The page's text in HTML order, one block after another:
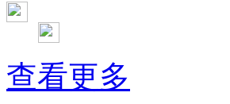
彭晓霞---诊断试验的Meta分析
武姗姗---累积Meta分析和TSA分析
孙凤---Network Meta分析
杨智荣---Cochrane综述实战经验分
杨祖耀---疾病频率资料的Meta分析
查看更多